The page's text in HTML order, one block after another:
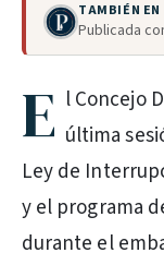
TAMBIÉN
Publicada
E l Concejo
última
Ley de
y el programa
durante el